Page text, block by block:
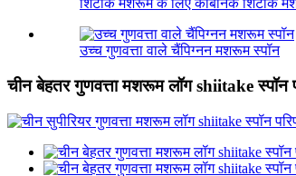
शिटाके मशरूम के लिए कार्बनिक शिटाके
उच्च गुणवत्ता वाले चैंपिग्नन मशरूम स्पॉन
चीन बेहतर गुणवत्ता मशरूम लॉग shiitake स्पॉन